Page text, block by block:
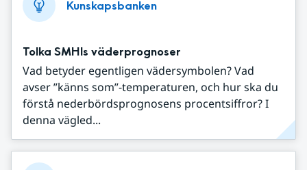
Kunskapsbanken
Tolka SMHIs väderprognoser
Vad betyder egentligen vädersymbolen? Vad
avser ”känns som”-temperaturen, och hur ska du
förstå nederbördsprognosens procentsiffror? I
denna vägled...